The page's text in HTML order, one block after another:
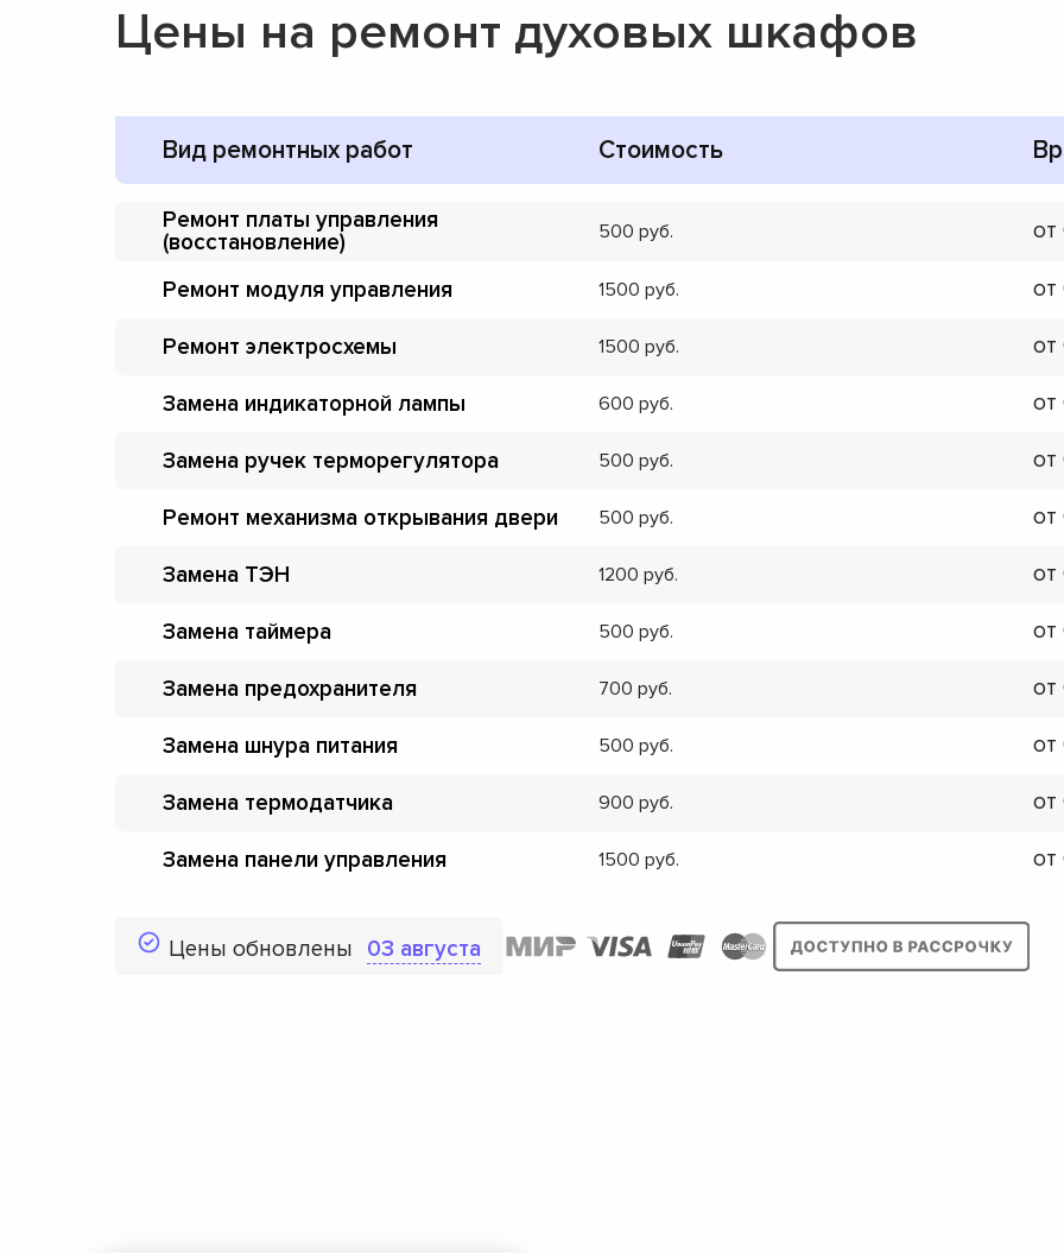
Цены на ремонт духовых шкафов
Вид ремонтных работ Стоимость
Ремонт платы управления
(восстановление)
500
Ремонт модуля управления 1500
Ремонт электросхемы 1500
Замена индикаторной лампы 600
Замена ручек терморегулятора 500
Ремонт механизма открывания двери 500
Замена ТЭН 1200
Замена таймера 500
Замена предохранителя 700
Замена шнура питания 500
Замена термодатчика 900
Замена панели управления 1500
Цены обновлены 03 августа